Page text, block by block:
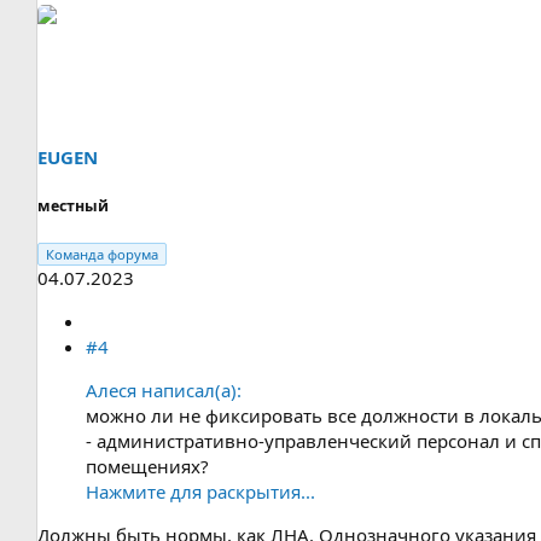
EUGEN
местный
Команда форума
04.07.2023
#4
Алеся написал(а):
можно ли не фиксировать все должности в
- административно-управленческий персонал и
помещениях?
Нажмите для раскрытия...
Должны быть нормы, как ЛНА. Однозначного указания